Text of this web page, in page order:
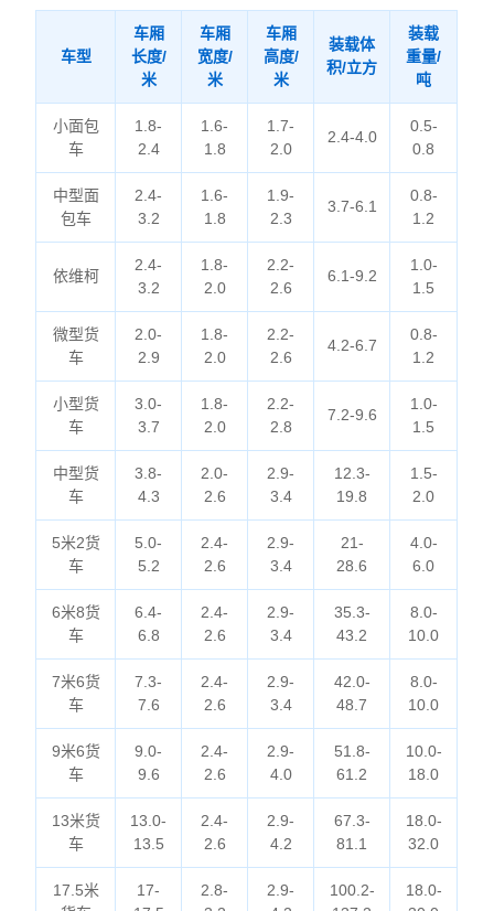
车型
车厢
长度/
米
车厢
宽度/
米
车厢
高度/
米
装载体
积/立方
装载
重量/
吨
小面包
车
1.8-
2.4
1.6-
1.8
1.7-
2.0
2.4-4.0
0.5-
0.8
中型面
包车
2.4-
3.2
1.6-
1.8
1.9-
2.3
3.7-6.1
0.8-
1.2
依维柯
2.4-
3.2
1.8-
2.0
2.2-
2.6
6.1-9.2
1.0-
1.5
微型货
车
2.0-
2.9
1.8-
2.0
2.2-
2.6
4.2-6.7
0.8-
1.2
小型货
车
3.0-
3.7
1.8-
2.0
2.2-
2.8
7.2-9.6
1.0-
1.5
中型货
车
3.8-
4.3
2.0-
2.6
2.9-
3.4
12.3-
19.8
1.5-
2.0
5米2货
车
5.0-
5.2
2.4-
2.6
2.9-
3.4
21-
28.6
4.0-
6.0
6米8货
车
6.4-
6.8
2.4-
2.6
2.9-
3.4
35.3-
43.2
8.0-
10.0
7米6货
车
7.3-
7.6
2.4-
2.6
2.9-
3.4
42.0-
48.7
8.0-
10.0
9米6货
车
9.0-
9.6
2.4-
2.6
2.9-
4.0
51.8-
61.2
10.0-
18.0
13米货
车
13.0-
13.5
2.4-
2.6
2.9-
4.2
67.3-
81.1
18.0-
32.0
17.5米
17-
2.8-
2.9-
100.2-
18.0-